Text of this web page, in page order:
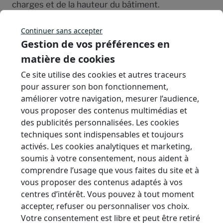
charges et de la hauteur du bâtiment.
Le bardage extérieur en bois exige aussi une
attention particulière aux points singuliers, tels
que les angles, les encadrements de fenêtres ou
Ces zones nécessitent des traitements
spécifiques pour maintenir l’étanchéité et éviter
les ponts thermiques.
Les secrets d’une
façade en bois
durable et
Continuer sans accepter
Gestion de vos préférences en
matière de cookies
Ce site utilise des cookies et autres traceurs
pour assurer son bon fonctionnement,
améliorer votre navigation, mesurer l’audience,
vous proposer des contenus multimédias et
des publicités personnalisées. Les cookies
techniques sont indispensables et toujours
activés. Les cookies analytiques et marketing,
soumis à votre consentement, nous aident à
comprendre l’usage que vous faites du site et à
vous proposer des contenus adaptés à vos
centres d’intérêt. Vous pouvez à tout moment
accepter, refuser ou personnaliser vos choix.
Votre consentement est libre et peut être retiré